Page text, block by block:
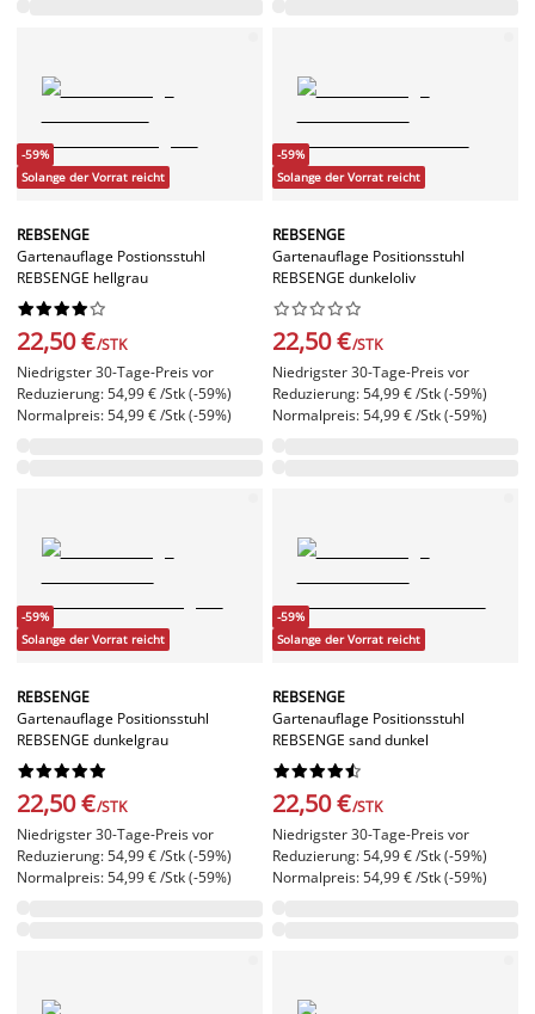
-59%
Solange der Vorrat reicht
REBSENGE
Gartenauflage Postionsstuhl
REBSENGE hellgrau






22,50 €/STK
Niedrigster 30-Tage-Preis vor
Reduzierung: 54,99 € /Stk (-59%)
Normalpreis: 54,99 € /Stk (-59%)
-59%
Solange der Vorrat reicht
REBSENGE
Gartenauflage Positionsstuhl
REBSENGE dunkeloliv






22,50 €/STK
Niedrigster 30-Tage-Preis vor
Reduzierung: 54,99 € /Stk (-59%)
Normalpreis: 54,99 € /Stk (-59%)
-59%
Solange der Vorrat reicht
REBSENGE
Gartenauflage Positionsstuhl
REBSENGE dunkelgrau






22,50 €/STK
Niedrigster 30-Tage-Preis vor
Reduzierung: 54,99 € /Stk (-59%)
Normalpreis: 54,99 € /Stk (-59%)
-59%
Solange der Vorrat reicht
REBSENGE
Gartenauflage Positionsstuhl
REBSENGE sand dunkel






22,50 €/STK
Niedrigster 30-Tage-Preis vor
Reduzierung: 54,99 € /Stk (-59%)
Normalpreis: 54,99 € /Stk (-59%)